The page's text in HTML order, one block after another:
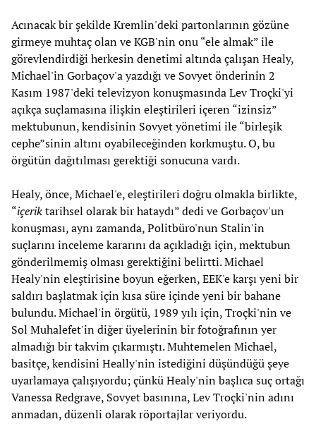
Acınacak bir şekilde Kremlin'deki partonlarının gözüne
girmeye muhtaç olan ve KGB'nin onu “ele almak” ile
görevlendirdiği herkesin denetimi altında çalışan Healy,
Michael'in Gorbaçov'a yazdığı ve Sovyet önderinin 2
Kasım 1987'deki televizyon konuşmasında Lev Troçki'yi
açıkça suçlamasına ilişkin eleştirileri içeren “izinsiz”
mektubunun, kendisinin Sovyet yönetimi ile “birleşik
cephe”sinin altını oyabileceğinden korkmuştu. O, bu
örgütün dağıtılması gerektiği sonucuna vardı.
Healy, önce, Michael'e, eleştirileri doğru olmakla birlikte,
“içeriktarihsel olarak bir hataydı” dedi ve Gorbaçov'un
konuşması, aynı zamanda, Politbüro'nun Stalin'in
suçlarını inceleme kararını da açıkladığı için, mektubun
gönderilmemiş olması gerektiğini belirtti. Michael
Healy'nin eleştirisine boyun eğerken, EEK'e karşı yeni bir
saldırı başlatmak için kısa süre içinde yeni bir bahane
bulundu. Michael'in örgütü, 1989 yılı için, Troçki'nin ve
Sol Muhalefet'in diğer üyelerinin bir fotoğrafının yer
almadığı bir takvim çıkarmıştı. Muhtemelen Michael,
basitçe, kendisini Heally'nin istediğini düşündüğü şeye
uyarlamaya çalışıyordu; çünkü Healy'nin başlıca suç ortağı
Vanessa Redgrave, Sovyet basınına, Lev Troçki'nin adını
anmadan, düzenli olarak röportajlar veriyordu.